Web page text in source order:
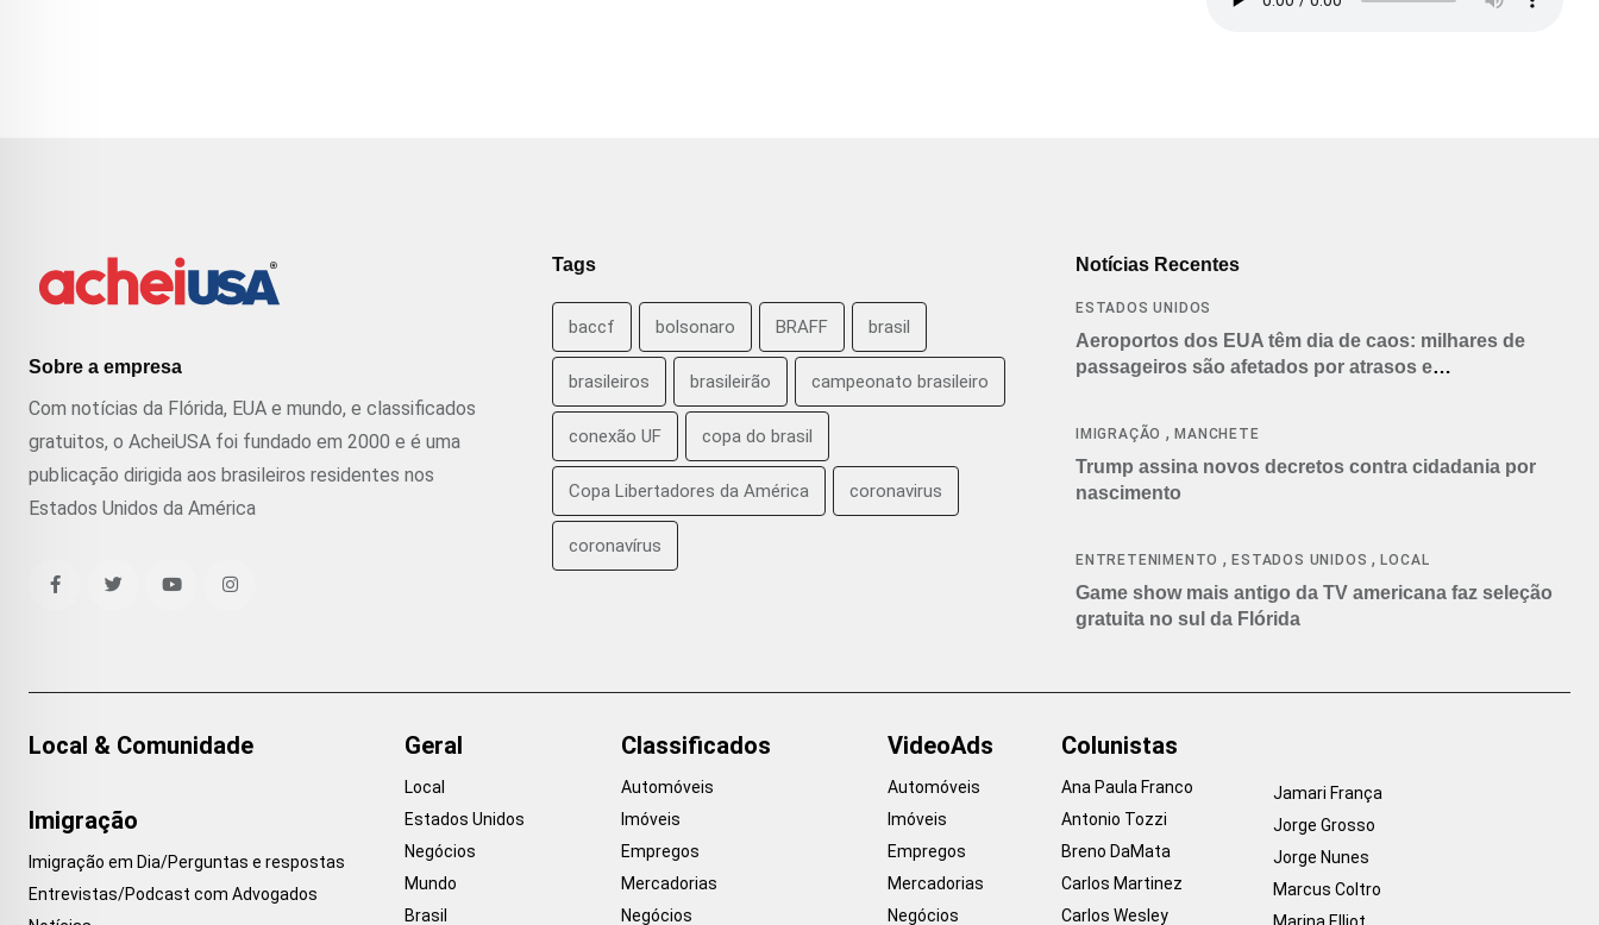
Sobre a empresa
Com notícias da Flórida, EUA e mundo, e classificados
gratuitos, o AcheiUSA foi fundado em 2000 e é uma
publicação dirigida aos brasileiros residentes nos
Estados Unidos da América
Tags
baccf bolsonaro BRAFF brasil
brasileiros brasileirão campeonato brasileiro
conexão UF copa do brasil
Copa Libertadores da América coronavirus
coronavírus
Notícias Recentes
ESTADOS UNIDOS
Aeroportos dos EUA têm dia de caos: milhares de
passageiros são afetados por atrasos e
IMIGRAÇÃO ,MANCHETE
Trump assina novos decretos contra cidadania por
nascimento
ENTRETENIMENTO ,ESTADOS UNIDOS ,LOCAL
Game show mais antigo da TV americana faz seleção
gratuita no sul da Flórida
Local & Comunidade
Imigração
Imigração em Dia/Perguntas e respostas
Entrevistas/Podcast com Advogados
Geral
Local
Estados Unidos
Negócios
Mundo
Brasil
Classificados
Automóveis
Imóveis
Empregos
Mercadorias
Negócios
VideoAds
Automóveis
Imóveis
Empregos
Mercadorias
Negócios
Colunistas
Ana Paula Franco
Antonio Tozzi
Breno DaMata
Carlos Martinez
Carlos Wesley
Jamari França
Jorge Grosso
Jorge Nunes
Marcus Coltro